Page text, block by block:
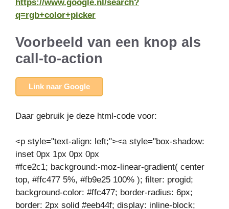
https://www.google.nl/search?
q=rgb+color+picker
Voorbeeld van een knop als
call-to-action
Link naar Google
Daar gebruik je deze html-code voor:
<p style="text-align: left;"><a style="box-shadow:
inset 0px 1px 0px 0px
#fce2c1; background:-moz-linear-gradient( center
top, #ffc477 5%, #fb9e25 100% ); filter: progid;
background-color: #ffc477; border-radius: 6px;
border: 2px solid #eeb44f; display: inline-block;